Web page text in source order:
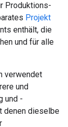
Produktions-
Projekt
enthält, die
und für alle
verwendet
und
und -
denen dieselbe